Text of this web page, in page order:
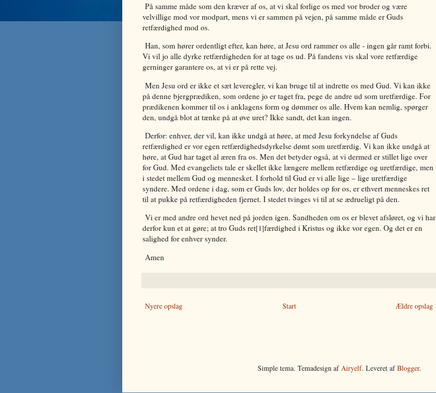
På samme måde som den kræver af os, at vi skal forlige os med vor broder og være
velvillige mod vor modpart, mens vi er sammen på vejen, på samme måde er Guds
retfærdighed mod os.
Han, som hører ordentligt efter, kan høre, at Jesu ord rammer os alle - ingen går ramt forbi.
Vi vil jo alle dyrke retfærdigheden for at tage os ud. På fandens vis skal vore retfærdige
gerninger garantere os, at vi er på rette vej.
Men Jesu ord er ikke et sæt leveregler, vi kan bruge til at indrette os med Gud. Vi kan ikke
på denne bjergprædiken, som ordene jo er taget fra, pege de andre ud som uretfærdige. For
prædikenen kommer til os i anklagens form og dømmer os alle. Hvem kan nemlig, spørger
den, undgå blot at tænke på at øve uret? Ikke sandt, det kan ingen.
Derfor: enhver, der vil, kan ikke undgå at høre, at med Jesu forkyndelse af Guds
retfærdighed er vor egen retfærdighedsdyrkelse dømt som uretfærdig. Vi kan ikke undgå at
høre, at Gud har taget al æren fra os. Men det betyder også, at vi dermed er stillet lige over
for Gud. Med evangeliets tale er skellet ikke længere mellem retfærdige og uretfærdige, men
i stedet mellem Gud og mennesket. I forhold til Gud er vi alle lige – lige uretfærdige
syndere. Med ordene i dag, som er Guds lov, der holdes op for os, er ethvert menneskes ret
til at pukke på retfærdigheden fjernet. I stedet tvinges vi til at se ædrueligt på den.
Vi er med andre ord hevet ned på jorden igen. Sandheden om os er blevet afsløret, og vi har
derfor kun et at gøre; at tro Guds ret[1]færdighed i Kristus og ikke vor egen. Og det er en
salighed for enhver synder.
Amen
Nyere opslag Ældre opslag
Start
Simple tema. Temadesign afAiryelf. Leveret afBlogger.